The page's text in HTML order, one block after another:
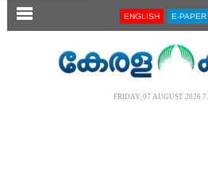
SECTIONS ENGLISH E-PAPER
FRIDAY, 07 AUGUST 2026